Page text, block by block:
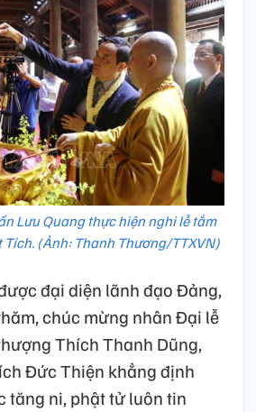
Lưu Quang thực hiện nghi lễ tắm
Tích. (Ảnh: Thanh Thương/TTXVN)
đại diện lãnh đạo Đảng,
chúc mừng nhân Đại lễ
Thích Thanh Dũng,
Đức Thiện khẳng định
tăng ni, phật tử luôn tin